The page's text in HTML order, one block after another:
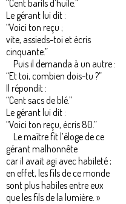
“Cent barils d’huile.”
Le gérant lui dit :
“Voici ton reçu ;
vite, assieds-toi et écris
cinquante.”
Puis il demanda à un autre :
“Et toi, combien dois-tu ?”
Il répondit :
“Cent sacs de blé.”
Le gérant lui dit :
“Voici ton reçu, écris 80.”
Le maître fit l’éloge de ce
gérant malhonnête
car il avait agi avec habileté ;
en effet, les fils de ce monde
sont plus habiles entre eux
que les fils de la lumière. »